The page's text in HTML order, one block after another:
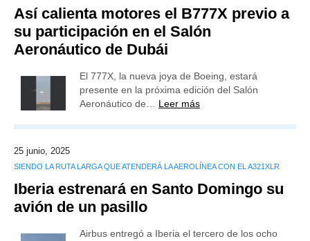
Así calienta motores el B777X previo a
su participación en el Salón
Aeronáutico de Dubái
El 777X, la nueva joya de Boeing, estará
presente en la próxima edición del Salón
Aeronáutico de… Leer más
25 junio, 2025
SIENDO LA RUTA LARGA QUE ATENDERÁ LA AEROLÍNEA CON EL A321XLR
Iberia estrenará en Santo Domingo su
avión de un pasillo
Airbus entregó a Iberia el tercero de los ocho